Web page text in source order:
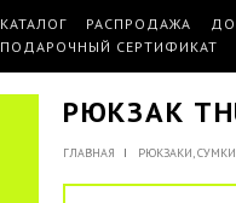
КАТАЛОГ РАСПРОДАЖА
ПОДАРОЧНЫЙ СЕРТИФИКАТ
РЮКЗАК
ГЛАВНАЯ РЮКЗАКИ,